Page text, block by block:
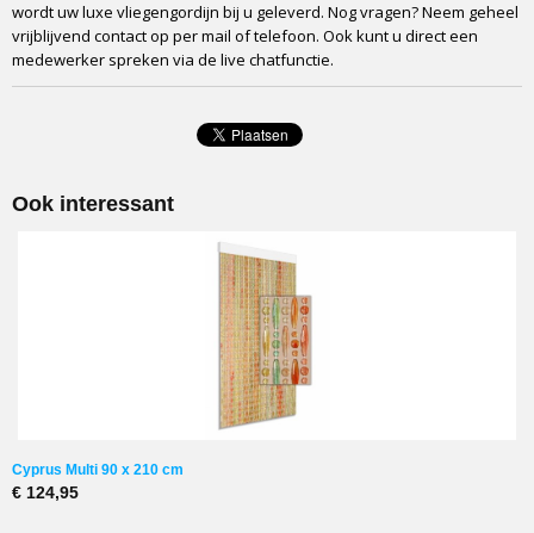
wordt uw luxe vliegengordijn bij u geleverd. Nog vragen? Neem geheel
vrijblijvend contact op per mail of telefoon. Ook kunt u direct een
medewerker spreken via de live chatfunctie.
Ook interessant
Cyprus Multi 90 x 210 cm
€ 124,95